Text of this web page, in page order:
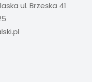
ul. Brzeska 41